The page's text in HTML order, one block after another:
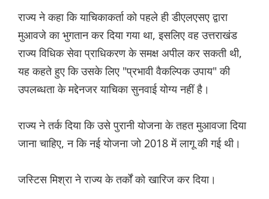
राज्य ने कहा कि याचिकाकर्ता को पहले ही डीएलएसए द्वारा
मुआवजे का भुगतान कर दिया गया था, इसलिए वह उत्तराखंड
राज्य विधिक सेवा प्राधिकरण के समक्ष अपील कर सकती थी,
यह कहते हुए कि उसके लिए "प्रभावी वैकल्पिक उपाय" की
उपलब्धता के मद्देनजर याचिका सुनवाई योग्य नहीं है।
राज्य ने तर्क दिया कि उसे पुरानी योजना के तहत मुआवजा दिया
जाना चाहिए, न कि नई योजना जो 2018 में लागू की गई थी।
जस्टिस मिश्रा ने राज्य के तर्कों को खारिज कर दिया।